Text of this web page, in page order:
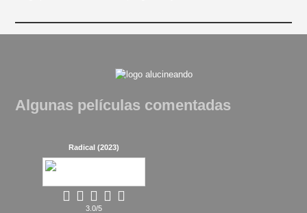
Algunas películas comentadas
Radical (2023)
3.0/5